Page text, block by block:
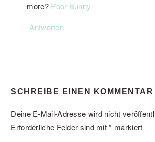
more? Poor Bunny
Antworten
SCHREIBE EINEN KOMMENTAR
Deine E-Mail-Adresse wird nicht
Erforderliche Felder sind mit* markiert